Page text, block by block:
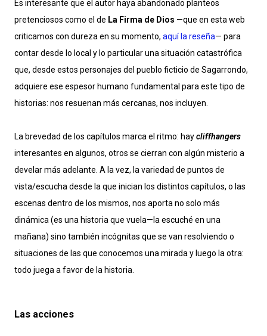
Es interesante que el autor haya abandonado planteos
pretenciosos como el de La Firma de Dios —que en esta web
criticamos con dureza en su momento, aquí la reseña— para
contar desde lo local y lo particular una situación catastrófica
que, desde estos personajes del pueblo ficticio de Sagarrondo,
adquiere ese espesor humano fundamental para este tipo de
historias: nos resuenan más cercanas, nos incluyen.
La brevedad de los capítulos marca el ritmo: haycliffhangers
interesantes en algunos, otros se cierran con algún misterio a
develar más adelante. A la vez, la variedad de puntos de
vista/escucha desde la que inician los distintos capítulos, o las
escenas dentro de los mismos, nos aporta no solo más
dinámica (es una historia que vuela—la escuché en una
mañana) sino también incógnitas que se van resolviendo o
situaciones de las que conocemos una mirada y luego la otra:
todo juega a favor de la historia.
Las acciones